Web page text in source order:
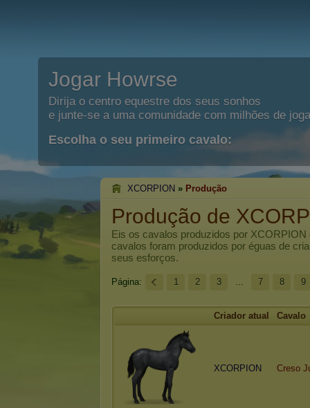
Jogar Howrse
Dirija o centro equestre dos seus sonhos
e junte-se a uma comunidade com milhões de
Escolha o seu primeiro cavalo:
XCORPION » Produção
Produção de
Eis os cavalos produzidos por XCORPION
cavalos foram produzidos por éguas de
seus esforços.
Página: 1 2 3 ... 7 8 9
Criador atual Cavalo
XCORPION Creso